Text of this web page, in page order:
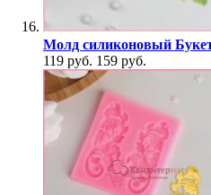
Молд силиконовый
119 руб. 159 руб.